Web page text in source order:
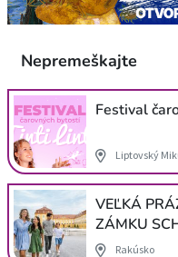
Nepremeškajte
Festival
Liptovský
VEĽKÁ
ZÁMKU
Rakúsko